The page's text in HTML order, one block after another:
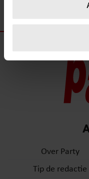
scannen op
verwerkt en stel uw
intrekken in de
We gebruiken
personaliseren, om
en om ons
partners voor social
informatie die u aan
verzameld op basis
Over Party
Tip de redactie